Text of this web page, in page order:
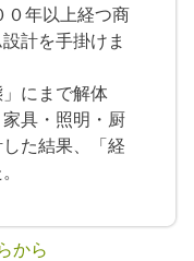
０年以上経つ商
計を手掛けま
」にまで解体
具・照明・厨
た結果、「経
から